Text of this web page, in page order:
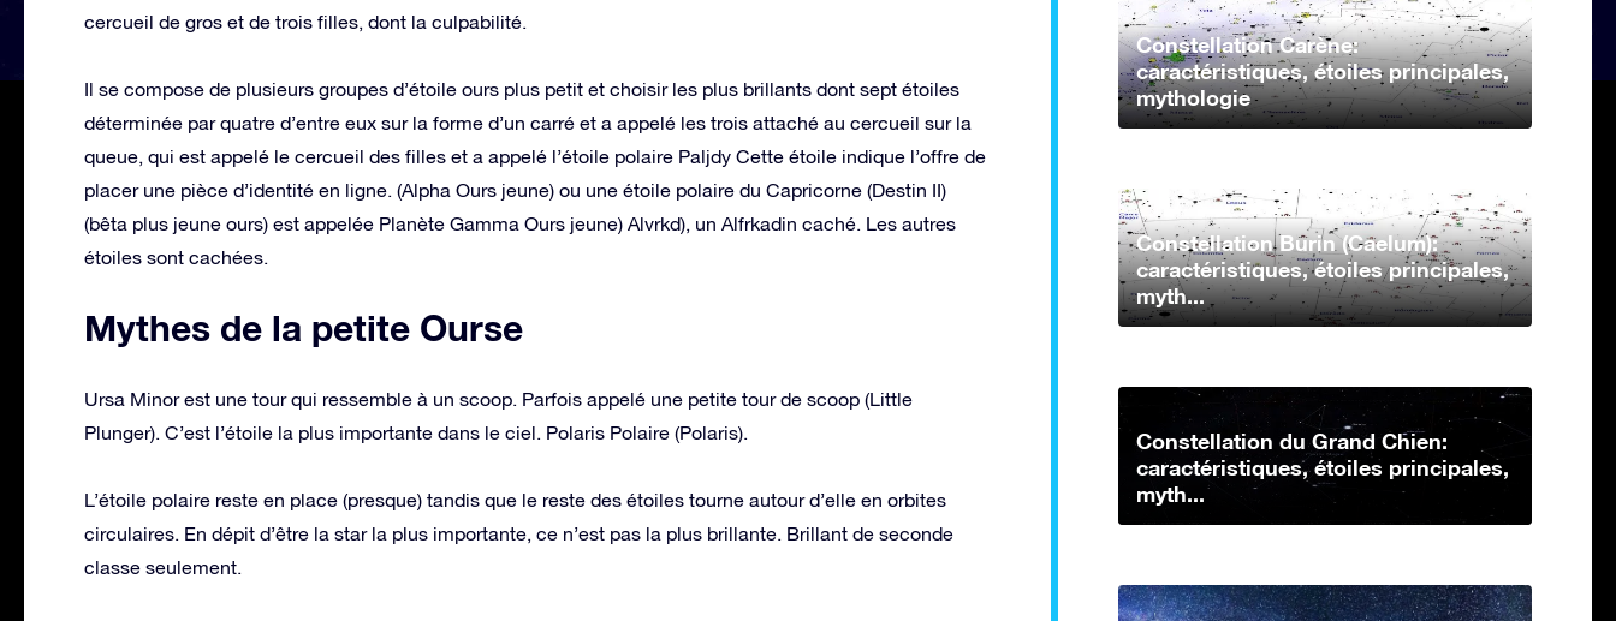
cercueil de gros et de trois filles, dont la culpabilité.
Il se compose de plusieurs groupes d’étoile ours plus petit et choisir les plus brillants dont sept étoiles
déterminée par quatre d’entre eux sur la forme d’un carré et a appelé les trois attaché au cercueil sur la
queue, qui est appelé le cercueil des filles et a appelé l’étoile polaire Paljdy Cette étoile indique l’offre de
placer une pièce d’identité en ligne. (Alpha Ours jeune) ou une étoile polaire du Capricorne (Destin II)
(bêta plus jeune ours) est appelée Planète Gamma Ours jeune) Alvrkd), un Alfrkadin caché. Les autres
étoiles sont cachées.
Mythes de la petite Ourse
Ursa Minor est une tour qui ressemble à un scoop. Parfois appelé une petite tour de scoop (Little
Plunger). C’est l’étoile la plus importante dans le ciel. Polaris Polaire (Polaris).
L’étoile polaire reste en place (presque) tandis que le reste des étoiles tourne autour d’elle en orbites
circulaires. En dépit d’être la star la plus importante, ce n’est pas la plus brillante. Brillant de seconde
classe seulement.
Constellation Carène:
caractéristiques, étoiles principales,
mythologie
Constellation Burin (Caelum):
caractéristiques, étoiles principales,
myth...
Constellation du Grand Chien:
caractéristiques, étoiles principales,
myth...